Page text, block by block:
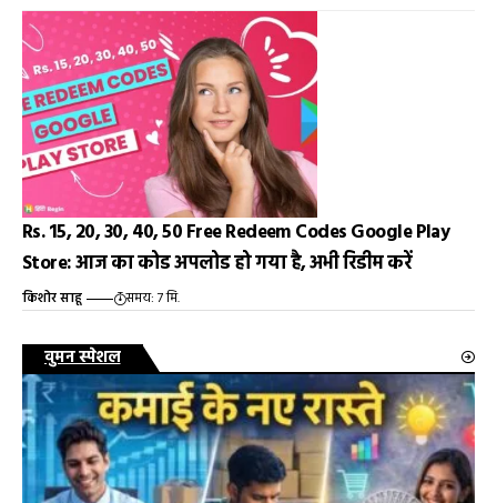
Rs. 15, 20, 30, 40, 50 Free Redeem Codes Google Play
Store: आज का कोड अपलोड हो गया है, अभी रिडीम करें
किशोर साहू समय: 7 मि.
वुमन स्पेशल